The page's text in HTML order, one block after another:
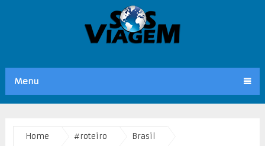
Menu
Home #roteiro Brasil